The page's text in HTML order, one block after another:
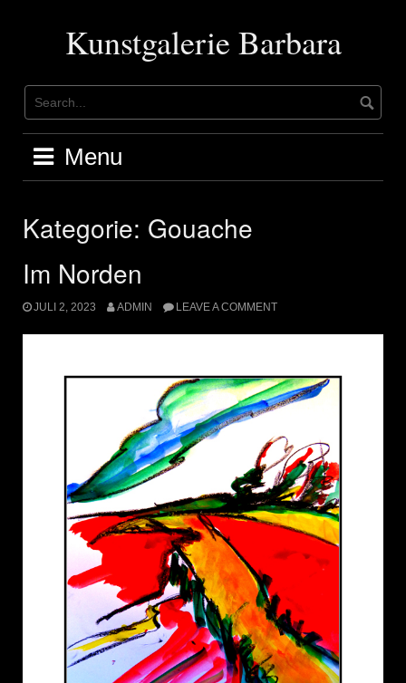
Kunstgalerie Barbara
Menu
Kategorie: Gouache
Im Norden
JULI 2, 2023 ADMIN LEAVE A COMMENT